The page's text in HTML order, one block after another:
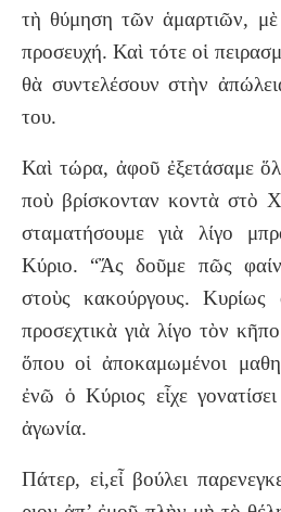
τὴ θύμηση τῶν ἁμαρτιῶν, μὲ
προσευχή. Καὶ τότε οἱ
θὰ συντελέσουν στὴν
του.
Καὶ τώρα, ἀφοῦ ἐξετάσαμε
ποὺ βρίσκονταν κοντὰ στὸ
σταματήσουμε γιὰ λίγο
Κύριο. “Ἄς δοῦμε πῶς
στοὺς κακούργους. Κυρίως
προσεχτικὰ γιὰ λίγο τὸν
ὅπου οἱ ἀποκαμωμένοι
ἐνῶ ὁ Κύριος εἶχε
ἀγωνία.
Πάτερ, εἰ,εἶ βούλει